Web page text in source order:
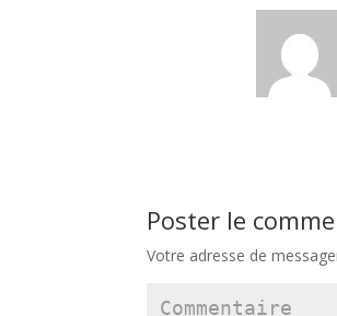
Poster le
Votre adresse de